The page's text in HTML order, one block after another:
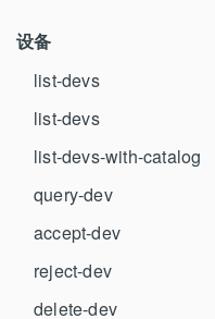
设备
list-devs
list-devs
list-devs-with-catalog
query-dev
accept-dev
reject-dev
delete-dev